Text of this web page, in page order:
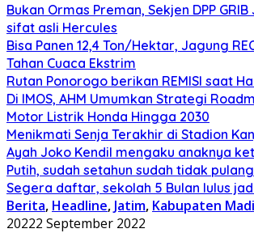
Bukan Ormas Preman, Sekjen DPP
sifat asli Hercules
Bisa Panen 12,4 Ton/Hektar, Jagung
Tahan Cuaca Ekstrim
Rutan Ponorogo berikan REMISI saat
Di IMOS, AHM Umumkan Strategi
Motor Listrik Honda Hingga 2030
Menikmati Senja Terakhir di Stadion
Ayah Joko Kendil mengaku anaknya
Putih, sudah setahun sudah tidak pulang
Segera daftar, sekolah 5 Bulan lulus
Berita, Headline, Jatim, Kabupaten
20222 September 2022